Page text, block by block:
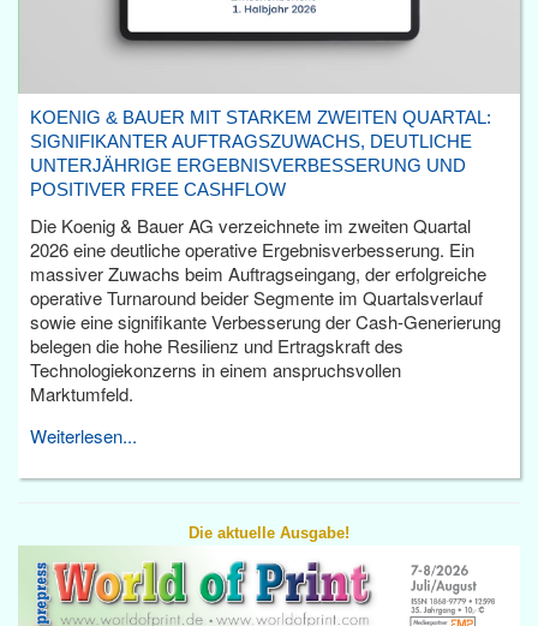
KOENIG & BAUER MIT STARKEM ZWEITEN QUARTAL:
SIGNIFIKANTER AUFTRAGSZUWACHS, DEUTLICHE
UNTERJÄHRIGE ERGEBNISVERBESSERUNG UND
POSITIVER FREE CASHFLOW
Die Koenig & Bauer AG verzeichnete im zweiten Quartal
2026 eine deutliche operative Ergebnisverbesserung. Ein
massiver Zuwachs beim Auftragseingang, der erfolgreiche
operative Turnaround beider Segmente im Quartalsverlauf
sowie eine signifikante Verbesserung der Cash-Generierung
belegen die hohe Resilienz und Ertragskraft des
Technologiekonzerns in einem anspruchsvollen
Marktumfeld.
Weiterlesen...
Die aktuelle Ausgabe!